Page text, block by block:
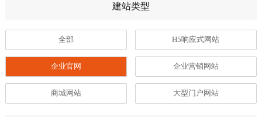
建站类型
全部 H5响应式网站
企业官网 企业营销网站
商城网站 大型门户网站